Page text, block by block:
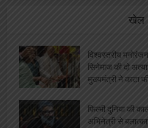
खेल
विश्वस्तरीय
सिनेमाज की दो
मुख्यमंत्री ने काटा
फ़िल्मी दुनिया की
अभिनेत्री से